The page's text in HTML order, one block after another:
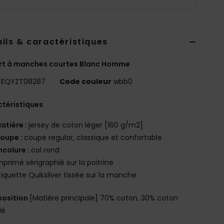
& caractéristiques
à manches courtes Blanc Homme
EQYZT08287 Code couleur wbb0
: jersey de coton léger [160 g/m2]
: coupe regular, classique et confortable
: col rond
sérigraphié sur la poitrine
Quiksilver tissée sur la manche
[Matière principale] 70% coton, 30% coton